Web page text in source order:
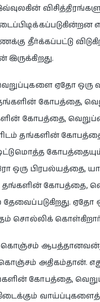
தீர்க்கப்பட்டு
ஏதோ ஒரு
கோபத்தை,
கோபத்தை, வெறுப்பை
தங்களின்
ஒரு பிரபல்யத்தை,
கோபத்தை,
தேவைப்படுகிறது.
சொல்லிக்
கொஞ்சம்
அதிகம்தான்.
கோபத்தை,